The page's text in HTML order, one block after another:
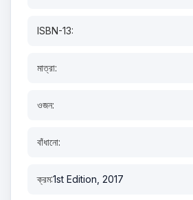
ISBN-13:
মাত্রা:
ওজন:
বাঁধানো:
ক্রম:1st Edition, 2017